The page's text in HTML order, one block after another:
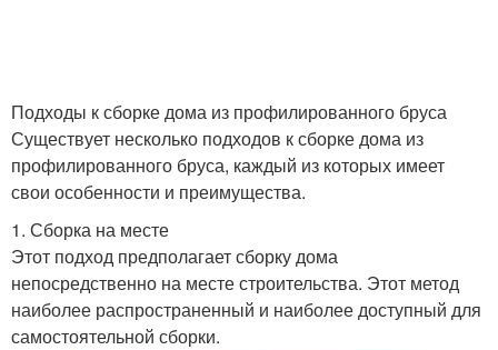
Подходы к сборке дома из профилированного бруса
Существует несколько подходов к сборке дома из
профилированного бруса, каждый из которых имеет
свои особенности и преимущества.
1. Сборка на месте
Этот подход предполагает сборку дома
непосредственно на месте строительства. Этот метод
наиболее распространенный и наиболее доступный для
самостоятельной сборки.